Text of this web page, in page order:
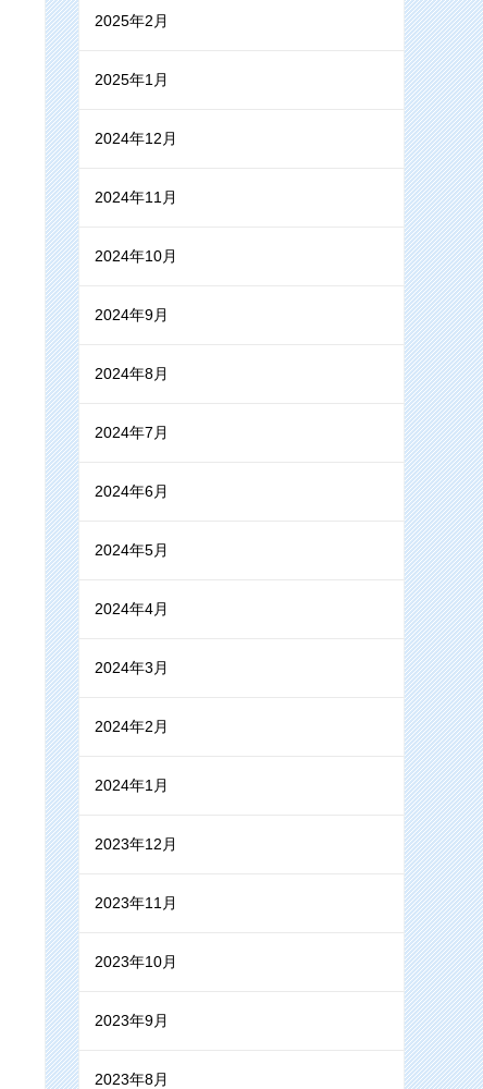
2025年2月
2025年1月
2024年12月
2024年11月
2024年10月
2024年9月
2024年8月
2024年7月
2024年6月
2024年5月
2024年4月
2024年3月
2024年2月
2024年1月
2023年12月
2023年11月
2023年10月
2023年9月
2023年8月